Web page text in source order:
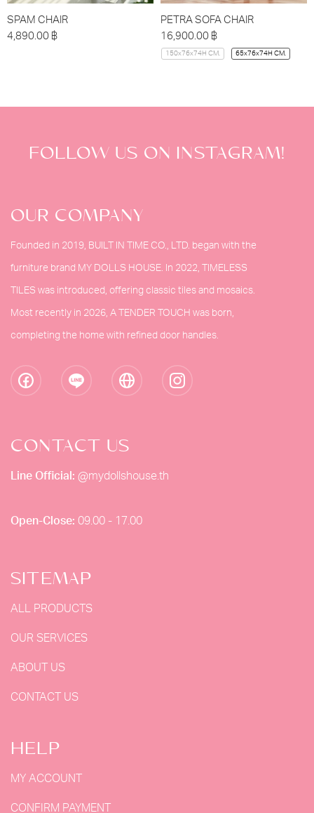
SPAM CHAIR
4,890.00 ฿
PETRA SOFA CHAIR
16,900.00 ฿
150x76x74H CM. 65x76x74H CM.
FOLLOW US ON INSTAGRAM!
OUR COMPANY
Founded in 2019, BUILT IN TIME CO., LTD. began with the
furniture brand MY DOLLS HOUSE. In 2022, TIMELESS
TILES was introduced, offering classic tiles and mosaics.
Most recently in 2026, A TENDER TOUCH was born,
completing the home with refined door handles.
CONTACT US
Line Official: @mydollshouse.th
Open-Close: 09.00 - 17.00
SITEMAP
ALL PRODUCTS
OUR SERVICES
ABOUT US
CONTACT US
HELP
MY ACCOUNT
CONFIRM PAYMENT